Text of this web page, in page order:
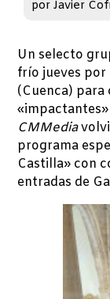
porJavier
Un selecto
frío jueves por
(Cuenca) para
CMMedia
programa
Castilla» con
entradas de